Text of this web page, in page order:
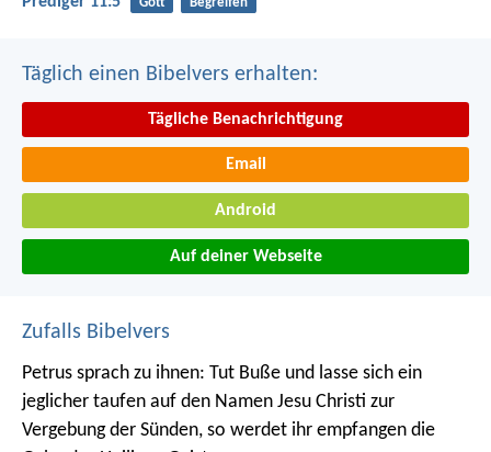
Gott Begreifen
Täglich einen Bibelvers erhalten:
Tägliche Benachrichtigung
Email
Android
Auf deiner Webseite
Zufalls Bibelvers
Petrus sprach zu ihnen: Tut Buße und lasse sich ein
jeglicher taufen auf den Namen Jesu Christi zur
Vergebung der Sünden, so werdet ihr empfangen die